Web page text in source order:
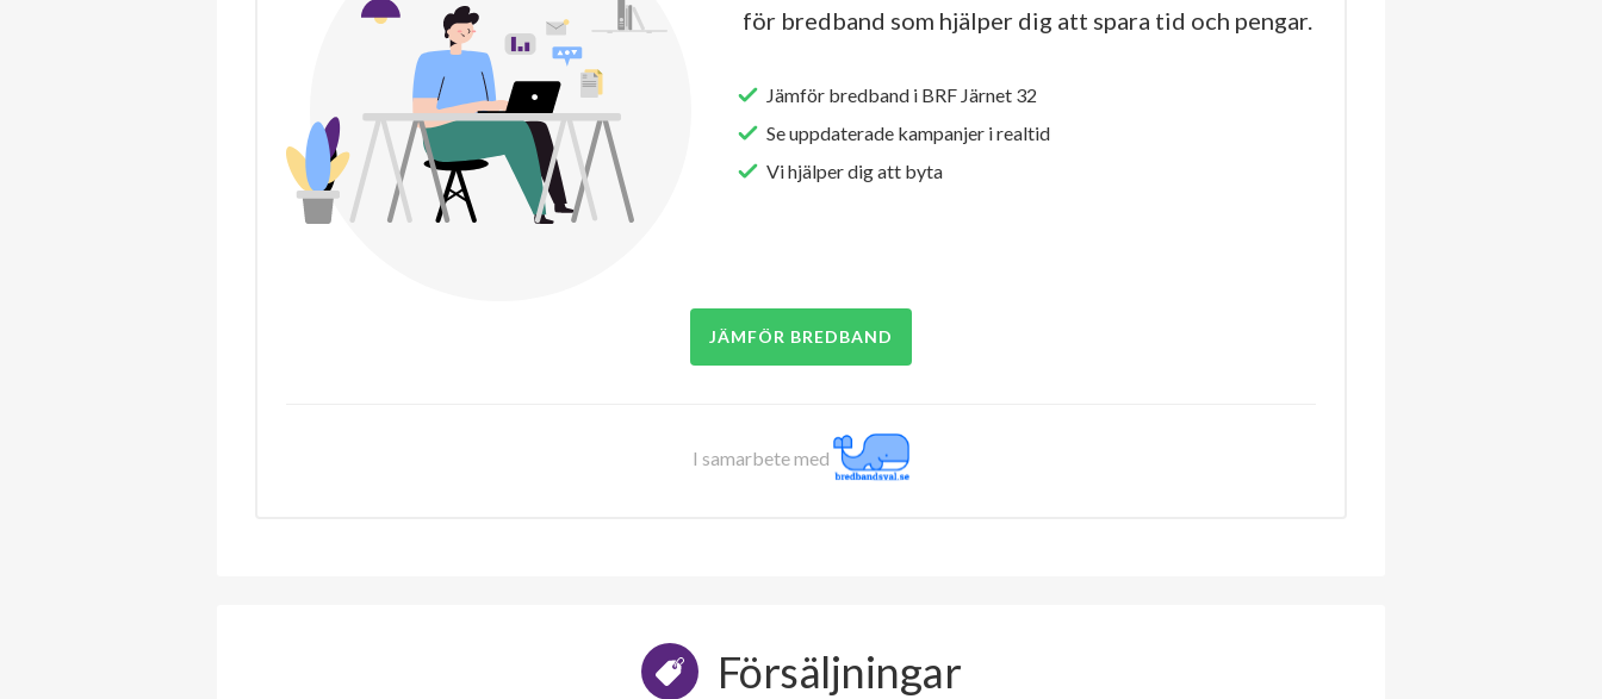
för bredband som hjälper dig att spara tid och pengar.
Jämför bredband i BRF Järnet 32
Se uppdaterade kampanjer i realtid
Vi hjälper dig att byta
JÄMFÖR BREDBAND
I samarbete med
Försäljningar